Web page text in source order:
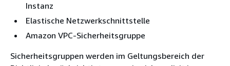
Instanz
Elastische Netzwerkschnittstelle
Amazon VPC-Sicherheitsgruppe
Sicherheitsgruppen werden im Geltungsbereich der